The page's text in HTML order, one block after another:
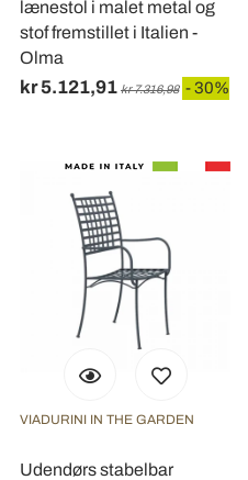
lænestol i malet metal og
stof fremstillet i Italien -
Olma
kr 5.121,91 kr 7.316,98 - 30%
VIADURINI IN THE GARDEN
Udendørs stabelbar